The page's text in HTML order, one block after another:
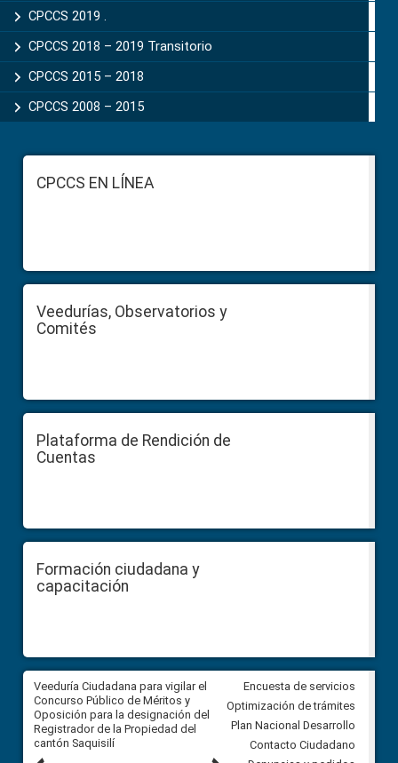
CPCCS 2019 .
CPCCS 2018 – 2019 Transitorio
CPCCS 2015 – 2018
CPCCS 2008 – 2015
FooterCPCCS EN LÍNEA
Veedurías, Observatorios y
Comités
Plataforma de Rendición de
Cuentas
Formación ciudadana y
capacitación
Veeduría Ciudadana para vigilar el
Concurso Público de Méritos y
Oposición para la designación del
Registrador de la Propiedad del
cantón Saquisilí
Veeduría Ciudadana para
construcción del asfaltado de
Ballenita del cantón Santa
Encuesta de servicios
Optimización de trámites
Plan Nacional Desarrollo
Contacto Ciudadano